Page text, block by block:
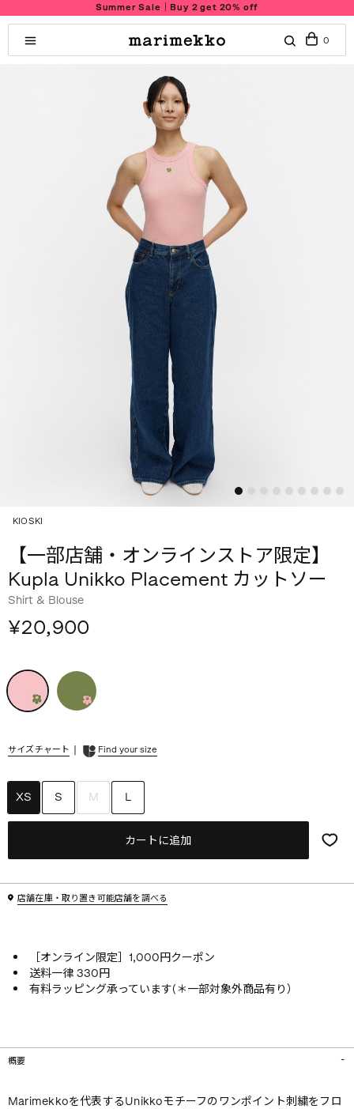
Summer Sale｜Buy 2 get 20% off
0
KIOSKI
【一部店舗・オンラインストア限定】
Kupla Unikko Placement カットソー
Shirt & Blouse
¥20,900
サイズチャート Find your size
XS S M L
カートに追加
店舗在庫・取り置き可能店舗を調べる
［オンライン限定］1,000円クーポン
送料一律 330円
有料ラッピング承っています(＊一部対象外商品有り）
概要
Marimekkoを代表するUnikkoモチーフのワンポイント刺繍をフロ